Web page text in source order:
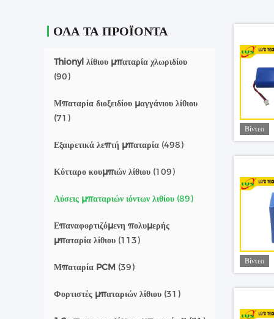
ΌΛΑ ΤΑ ΠΡΟΪΌΝΤΑ
Thionyl λίθιου μπαταρία χλωριδίου
(90)
Μπαταρία διοξειδίου μαγγάνιου λίθιου
(71)
Εξαιρετικά λεπτή μπαταρία (498)
Κύτταρο κουμπιών λίθιου (109)
Λύσεις μπαταριών ιόντων λιθίου (89)
Επαναφορτιζόμενη πολυμερής
μπαταρία λίθιου (113)
Μπαταρία PCM (39)
Φορτιστές μπαταριών λίθιου (31)
Βίντεο
Βίντεο